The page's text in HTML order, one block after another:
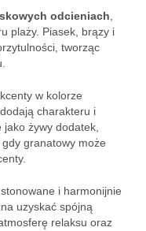
odcieniach
plaży. Piasek, brązy i
tworząc
w kolorze
dodają charakteru i
żywy dodatek,
granatowy może
i harmonijnie
uzyskać spójną
relaksu oraz